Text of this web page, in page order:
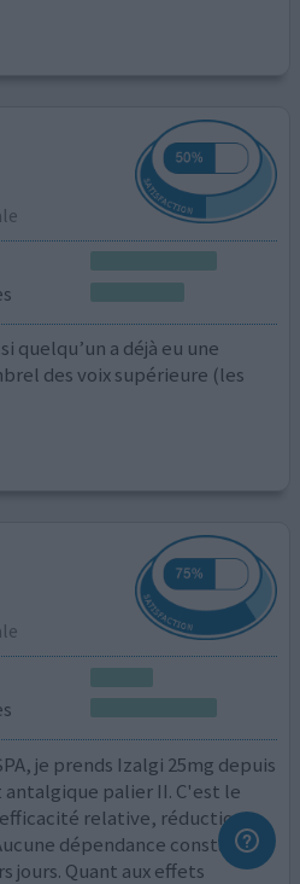
quelqu’un a déjà eu une
des voix supérieure (les
je prends Izalgi 25mg depuis
antalgique palier II. C'est le
relative, réduction
dépendance constatée
jours. Quant aux effets